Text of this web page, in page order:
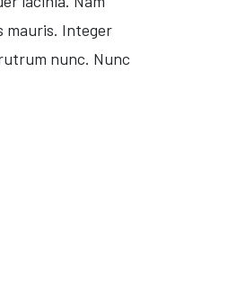
mauris. Integer
nunc. Nunc